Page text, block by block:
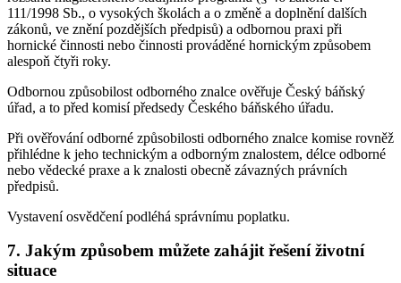
111/1998 Sb., o vysokých školách a o změně a doplnění dalších
zákonů, ve znění pozdějších předpisů) a odbornou praxi při
hornické činnosti nebo činnosti prováděné hornickým způsobem
alespoň čtyři roky.
Odbornou způsobilost odborného znalce ověřuje Český báňský
úřad, a to před komisí předsedy Českého báňského úřadu.
Při ověřování odborné způsobilosti odborného znalce komise rovněž
přihlédne k jeho technickým a odborným znalostem, délce odborné
nebo vědecké praxe a k znalosti obecně závazných právních
předpisů.
Vystavení osvědčení podléhá správnímu poplatku.
7. Jakým způsobem můžete zahájit řešení životní
situace